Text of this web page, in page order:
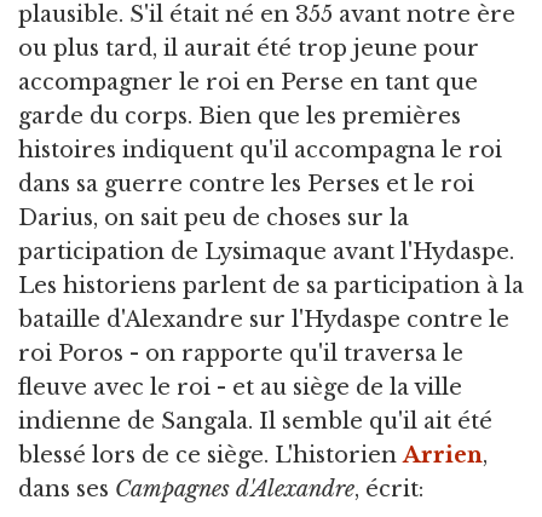
plausible. S'il était né en 355 avant notre ère
ou plus tard, il aurait été trop jeune pour
accompagner le roi en Perse en tant que
garde du corps. Bien que les premières
histoires indiquent qu'il accompagna le roi
dans sa guerre contre les Perses et le roi
Darius, on sait peu de choses sur la
participation de Lysimaque avant l'Hydaspe.
Les historiens parlent de sa participation à la
bataille d'Alexandre sur l'Hydaspe contre le
roi Poros - on rapporte qu'il traversa le
fleuve avec le roi - et au siège de la ville
indienne de Sangala. Il semble qu'il ait été
blessé lors de ce siège. L'historienArrien,
dans ses Campagnes d'Alexandre, écrit: